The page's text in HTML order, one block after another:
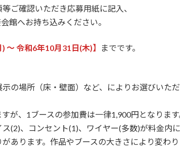
ご確認いただき応募用紙に記入、
館へお持ち込みください。
～ 令和6年10月31日(木)】 までです。
の場所（床・壁面）など、によりお選びいた
が、1ブースの参加費は一律1,900円となります
(2)、コンセント(1)、ワイヤー(多数)が料金内に
あります。作品やブースの大きさにより変わ